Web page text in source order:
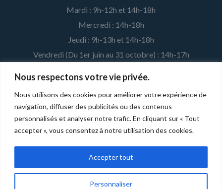
Nous respectons votre vie privée.
Nous utilisons des cookies pour améliorer votre expérience de
navigation, diffuser des publicités ou des contenus
personnalisés et analyser notre trafic. En cliquant sur « Tout
accepter », vous consentez à notre utilisation des cookies.
Personnaliser
Accepter tout
Mardi : 9h-12h et 14h-18h
Mercredi : 14h-18h
Jeudi : 9h-13h et 14h-18h
Vendredi (Du 1er juin au 31 octobre) : 14h-17h
MENTIONS LÉGALES ET CRÉDITS
Développé par laFédération Léo Lagrangepour l'association
affiliée. |Mentions légales